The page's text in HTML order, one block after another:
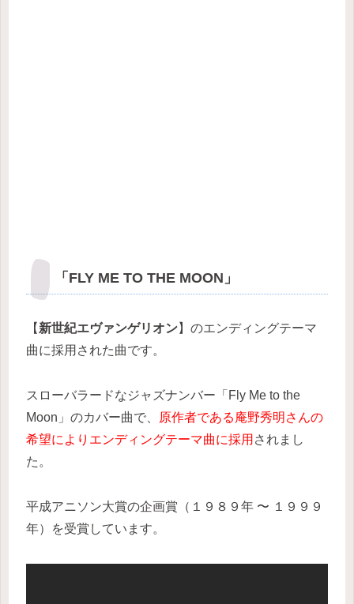
「FLY ME TO THE MOON」
【新世紀エヴァンゲリオン】のエンディングテーマ
曲に採用された曲です。
スローバラードなジャズナンバー「Fly Me to the
Moon」のカバー曲で、
原作者である庵野秀明さんの
希望によりエンディングテーマ曲に採用 されまし
た。
平成アニソン大賞の企画賞（１９８９年 〜 １９９９
年）を受賞しています。